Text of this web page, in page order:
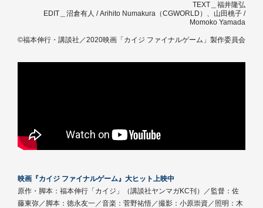
TEXT＿福井隆弘
EDIT＿沼倉有人 / Arihito Numakura（CGWORLD）、山田桃子 /
Momoko Yamada
©福本伸行・講談社／2020映画「カイジ ファイナルゲーム」製作委員会
映画『カイジ ファイナルゲーム』大ヒット上映中
原作・脚本：福本伸行「カイジ」（講談社ヤンマガKC刊）／監督：佐
藤東弥／脚本：徳永友一／音楽：菅野祐悟／撮影：小原崇資／照明：木